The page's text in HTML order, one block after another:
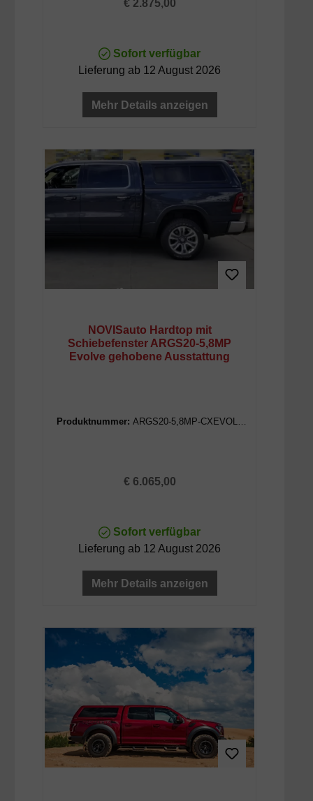
€ 2.875,00
Sofort verfügbar
Lieferung ab 12 August 2026
Mehr Details anzeigen
NOVISauto Hardtop mit
Schiebefenster ARGS20-5,8MP
Evolve gehobene Ausstattung
Produktnummer: ARGS20-5,8MP-CXEVOLV
Regulärer Preis:
€ 6.065,00
Sofort verfügbar
Lieferung ab 12 August 2026
Mehr Details anzeigen